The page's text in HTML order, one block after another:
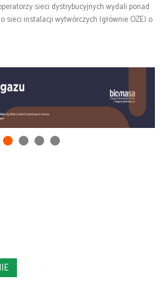
sieci dystrybucyjnych wydali ponad
sieci instalacji wytwórczych (głównie OZE) o